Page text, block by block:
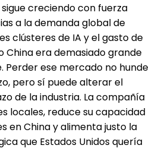
creciendo con fuerza
a la demanda global de
clústeres de IA y el gasto de
China era demasiado grande
Perder ese mercado no hunde
pero sí puede alterar el
de la industria. La compañía
locales, reduce su capacidad
en China y alimenta justo la
que Estados Unidos quería